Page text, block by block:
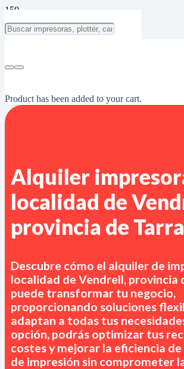
Product has been added to your cart.
Alquiler
localidad de
provincia de
Descubre cómo el alquiler de
localidad de Vendrell, provincia
puede transformar tu negocio,
proporcionando soluciones
adaptan a todas tus
opción, podrás optimizar tus
costes y mejorar la eficiencia
de impresión sin comprometer